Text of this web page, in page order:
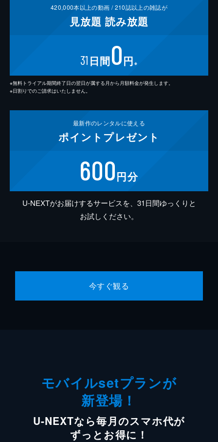
420,000本以上の動画 /210誌以上の雑誌が
見放題 読み放題
31 日間0円 ※
※無料トライアル期間終了日の翌日が属する月から月額料金が発生します。
※日割りでのご請求はいたしません。
最新作のレンタルに使える
ポイント プレゼント
600円分
U-NEXTがお届けするサービスを、31日間ゆっくりと
お試しください。
今すぐ観る
モバイルsetプランが
新登場！
U-NEXTなら毎月のスマホ代が
ずっとお得に！